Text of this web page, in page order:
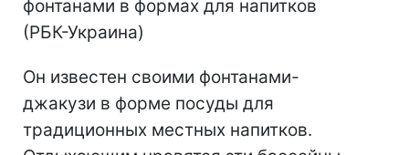
фонтанами в формах для напитков
(РБК-Украина)
Он известен своими фонтанами-
джакузи в форме посуды для
традиционных местных напитков.